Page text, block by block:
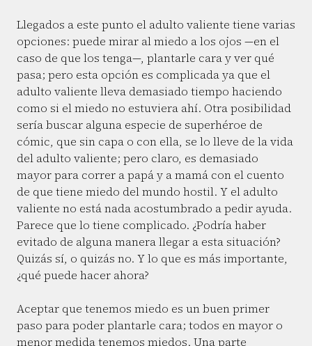
Llegados a este punto el adulto valiente tiene varias
opciones: puede mirar al miedo a los ojos —en el
caso de que los tenga—, plantarle cara y ver qué
pasa; pero esta opción es complicada ya que el
adulto valiente lleva demasiado tiempo haciendo
como si el miedo no estuviera ahí. Otra posibilidad
sería buscar alguna especie de superhéroe de
cómic, que sin capa o con ella, se lo lleve de la vida
del adulto valiente; pero claro, es demasiado
mayor para correr a papá y a mamá con el cuento
de que tiene miedo del mundo hostil. Y el adulto
valiente no está nada acostumbrado a pedir ayuda.
Parece que lo tiene complicado. ¿Podría haber
evitado de alguna manera llegar a esta situación?
Quizás sí, o quizás no. Y lo que es más importante,
¿qué puede hacer ahora?
Aceptar que tenemos miedo es un buen primer
paso para poder plantarle cara; todos en mayor o
menor medida tenemos miedos. Una parte